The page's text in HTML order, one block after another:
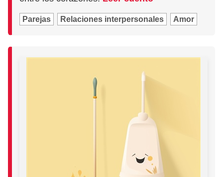
Parejas Relaciones interpersonales Amor